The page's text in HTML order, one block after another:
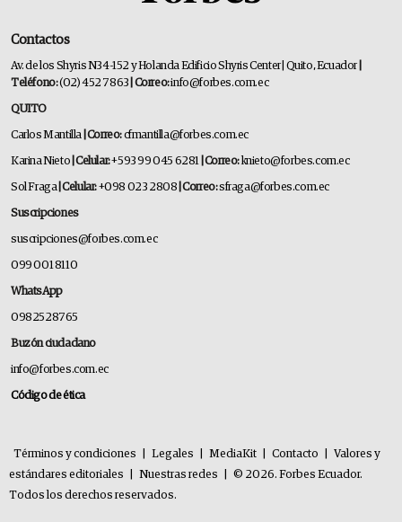
Contactos
Av. de los Shyris N34-152 y Holanda Edificio Shyris Center | Quito, Ecuador
Teléfono:(02) 452 7863 | Correo:info@forbes.com.ec
QUITO
Carlos Mantilla | Correo:cfmantilla@forbes.com.ec
Karina Nieto | Celular:+593 99 045 6281 | Correo:knieto@forbes.com.ec
Sol Fraga| Celular:+098 023 2808 | Correo:sfraga@forbes.com.ec
Suscripciones
suscripciones@forbes.com.ec
099 001 8110
WhatsApp
0982528765
Buzón ciudadano
info@forbes.com.ec
Código de ética
Términos y condiciones Legales MediaKit Contacto
Valores y
estándares editoriales
Nuestras redes
© 2026. Forbes Ecuador.
Todos los derechos reservados.